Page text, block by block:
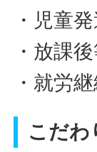
・児童
・放課
・就労
こだわ